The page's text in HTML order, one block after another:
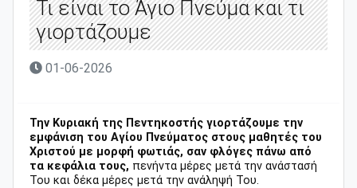
Τι είναι το Άγιο Πνεύμα και τι
γιορτάζουμε
01-06-2026
Την Κυριακή της Πεντηκοστής γιορτάζουμε την
εμφάνιση του Αγίου Πνεύματος στους μαθητές του
Χριστού με μορφή φωτιάς, σαν φλόγες πάνω από
τα κεφάλια τους, πενήντα μέρες μετά την ανάστασή
Του και δέκα μέρες μετά την ανάληψή Του.